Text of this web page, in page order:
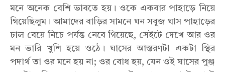
মনে অনেক বেশি ভাবতে হয়। ওকে একবার পাহাড়ে নিয়ে
গিয়েছিলুম। আমাদের বাড়ির সামনে ঘন সবুজ ঘাস পাহাড়ের
ঢাল বেয়ে নিচে পর্যন্ত নেবে গিয়েছে, সেইটে দেখে আর ওর
মন ভারি খুশি হয়ে ওঠে। ঘাসের আস্তরণটা একটা স্থির
পদার্থ তা ওর মনে হয় না; ওর বোধ হয়, যেন ওই ঘাসের পুঞ্জ